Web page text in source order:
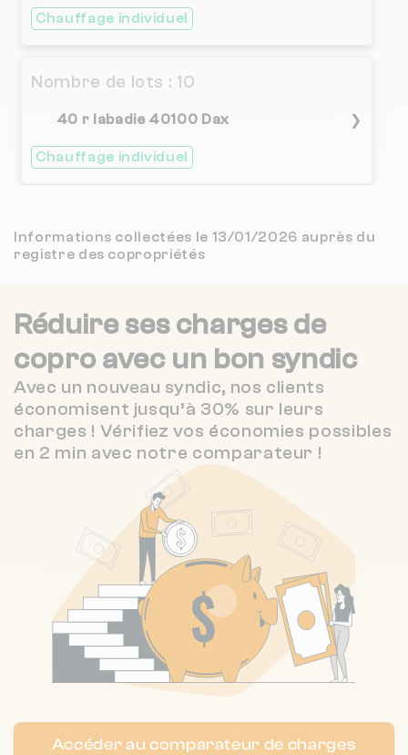
Chauffage individuel
Nombre de lots : 10
40 r labadie 40100 Dax
Chauffage individuel
❯
1009 Rue René Loustalot 40990 Saint-
Nombre de lots : 112
58 Rue Maurice Ravel 40990 Saint-
Paul-lès-Dax
Chauffage individuel
Nombre de lots : 152
526 Avenue du Maréchal Foch 40990
Saint-Paul-lès-Dax
Chauffage individuel
❯
Nombre de lots : 56
4 Boulevard Albert Camus 40100 Dax
Chauffage collectif
Informations collectées le 13/01/2026 auprès du
registre des copropriétés
Réduire ses charges de
copro avec un bon syndic
Avec un nouveau syndic, nos clients
économisent jusqu’à 30% sur leurs
charges ! Vérifiez vos économies possibles
en 2 min avec notre comparateur !
Accéder au comparateur de charges